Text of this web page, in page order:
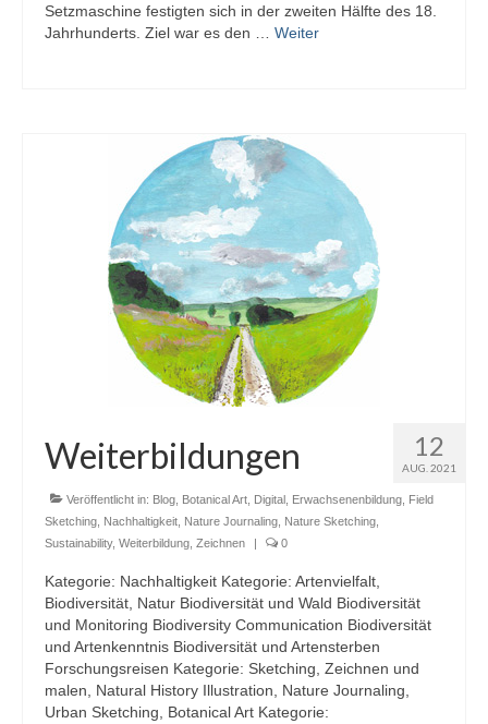
Setzmaschine festigten sich in der zweiten Hälfte des 18.
Jahrhunderts. Ziel war es den … Weiter
12
AUG. 2021
Weiterbildungen
Veröffentlicht in: Blog Botanical Art Digital Erwachsenenbildung
Field
Sketching Nachhaltigkeit Nature Journaling Nature Sketching
Sustainability, Weiterbildung Zeichnen 0
Kategorie: Nachhaltigkeit Kategorie: Artenvielfalt,
Biodiversität, Natur Biodiversität und Wald Biodiversität
und Monitoring Biodiversity Communication Biodiversität
und Artenkenntnis Biodiversität und Artensterben
Forschungsreisen Kategorie: Sketching, Zeichnen und
malen, Natural History Illustration, Nature Journaling,
Urban Sketching, Botanical Art Kategorie: